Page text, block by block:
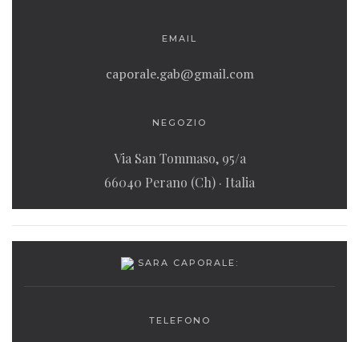
EMAIL
caporale.gab@gmail.com
NEGOZIO
Via San Tommaso, 95/a
66040 Perano (Ch) · Italia
SARA CAPORALE:
TELEFONO